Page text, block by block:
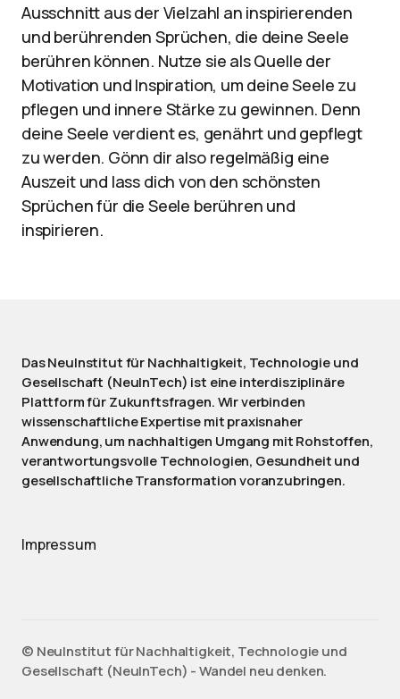
Ausschnitt aus der Vielzahl an inspirierenden
und berührenden Sprüchen, die deine Seele
berühren können. Nutze sie als Quelle der
Motivation und Inspiration, um deine Seele zu
pflegen und innere Stärke zu gewinnen. Denn
deine Seele verdient es, genährt und gepflegt
zu werden. Gönn dir also regelmäßig eine
Auszeit und lass dich von den schönsten
Sprüchen für die Seele berühren und
inspirieren.
Das NeuInstitut für Nachhaltigkeit, Technologie und
Gesellschaft (NeuInTech) ist eine interdisziplinäre
Plattform für Zukunftsfragen. Wir verbinden
wissenschaftliche Expertise mit praxisnaher
Anwendung, um nachhaltigen Umgang mit Rohstoffen,
verantwortungsvolle Technologien, Gesundheit und
gesellschaftliche Transformation voranzubringen.
Impressum
©️ NeuInstitut für Nachhaltigkeit, Technologie und
Gesellschaft (NeuInTech) - Wandel neu denken.